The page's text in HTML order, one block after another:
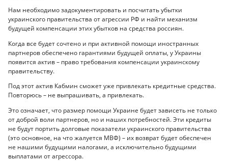
Нам необходимо задокументировать и посчитать убытки
украинского правительства от агрессии РФ и найти механизм
будущей компенсации этих убытков на средства россиян.
Когда все будет сочтено и при активной помощи иностранных
партнеров обеспечено гарантиями будущей оплаты, у Украины
появится актив – право требования компенсации украинскому
правительству.
Под этот актив Кабмин сможет уже привлекать кредитные средства.
Повторюсь – не выпрашивать, а привлекать.
Это означает, что размер помощи Украине будет зависеть не только
от доброй воли партнеров, но и наших потребностей. Эти кредиты
не будут портить долговые показатели украинского правительства
(это основное, на что жалуется МВФ) – их возврат будет обеспечен
не нашими будущими налогами, а исключительно будущими
выплатами от агрессора.